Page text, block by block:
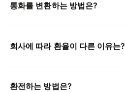
통화를 변환하는 방법은?
회사에 따라 환율이 다른 이유는?
환전하는 방법은?